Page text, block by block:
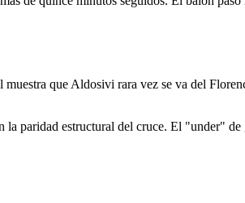
que Aldosivi rara vez se va del
paridad estructural del cruce. El "under" de